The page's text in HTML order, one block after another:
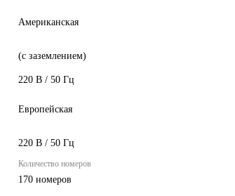
Американская
(с заземлением)
220 В / 50 Гц
Европейская
220 В / 50 Гц
Количество номеров
170 номеров